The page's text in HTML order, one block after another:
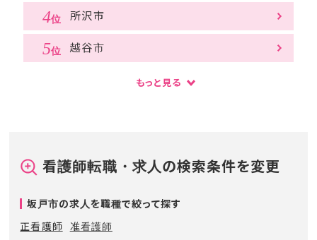
所沢市
越谷市
もっと見る
看護師転職・求人の検索条件を変更
坂戸市の求人を職種で絞って探す
正看護師
准看護師